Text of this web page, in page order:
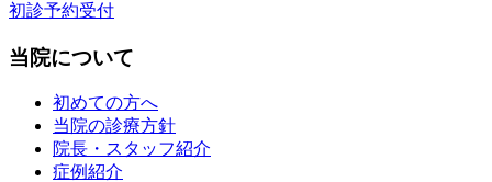
初診予約受付
当院について
初めての方へ
当院の診療方針
院長・スタッフ紹介
症例紹介